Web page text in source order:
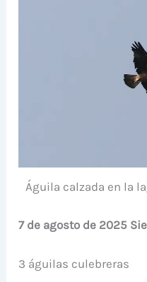
Águila calzada en la
7 de agosto de 2025
3 águilas culebreras